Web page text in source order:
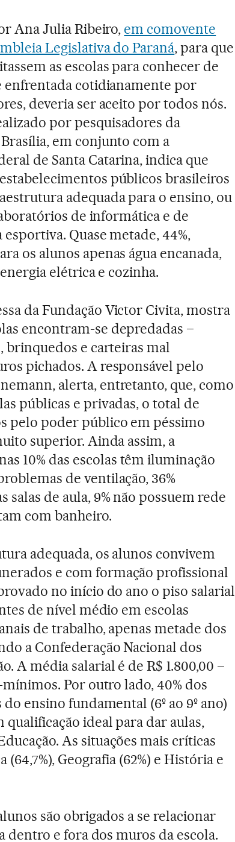
Ana Julia Ribeiro, em comovente
Legislativa do Paraná, para que
as escolas para conhecer de
enfrentada cotidianamente por
deveria ser aceito por todos nós.
por pesquisadores da
em conjunto com a
de Santa Catarina, indica que
estabelecimentos públicos brasileiros
adequada para o ensino, ou
de informática e de
Quase metade, 44%,
os alunos apenas água encanada,
elétrica e cozinha.
da Fundação Victor Civita, mostra
encontram-se depredadas –
brinquedos e carteiras mal
pichados. A responsável pelo
alerta, entretanto, que, como
públicas e privadas, o total de
pelo poder público em péssimo
superior. Ainda assim, a
10% das escolas têm iluminação
de ventilação, 36%
salas de aula, 9% não possuem rede
com banheiro.
adequada, os alunos convivem
e com formação profissional
no início do ano o piso salarial
de nível médio em escolas
de trabalho, apenas metade dos
a Confederação Nacional dos
A média salarial é de R$ 1.800,00 –
Por outro lado, 40% dos
ensino fundamental (6º ao 9º ano)
ideal para dar aulas,
As situações mais críticas
Geografia (62%) e História e
são obrigados a se relacionar
dentro e fora dos muros da escola.